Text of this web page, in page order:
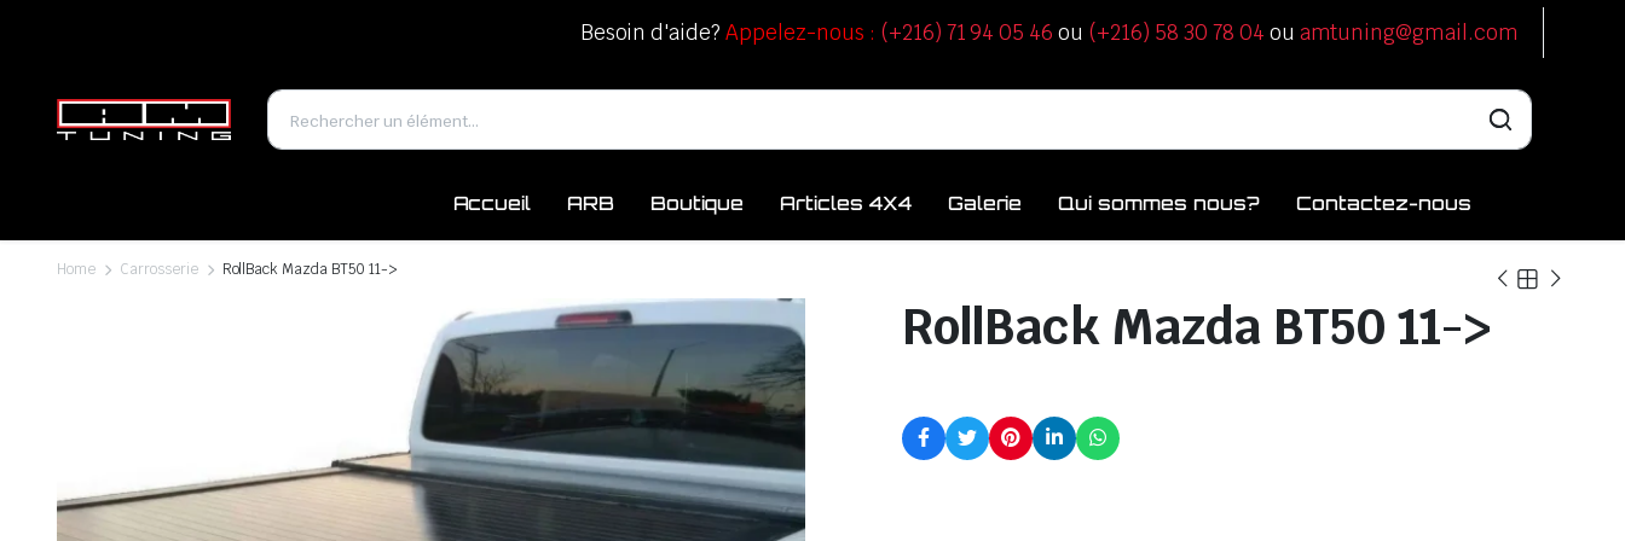
Besoin d'aide?Appelez-nous : (+216) 71 94 05 46 ou (+216) 58 30 78 04 ou amtuning@gmail.com
Accueil ARB Boutique Articles 4X4 Galerie Qui sommes nous? Contactez-nous
Home Carrosserie RollBack Mazda BT50 11->
RollBack Mazda BT50 11->